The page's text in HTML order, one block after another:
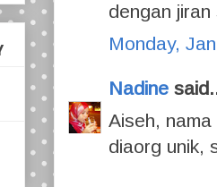
dengan
Monday,
Nadine
Aiseh,
diaorg unik,